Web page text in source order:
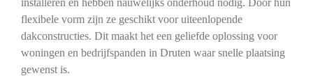
installeren en hebben nauwelijks onderhoud nodig. Door hun
flexibele vorm zijn ze geschikt voor uiteenlopende
dakconstructies. Dit maakt het een geliefde oplossing voor
woningen en bedrijfspanden in Druten waar snelle plaatsing
gewenst is.